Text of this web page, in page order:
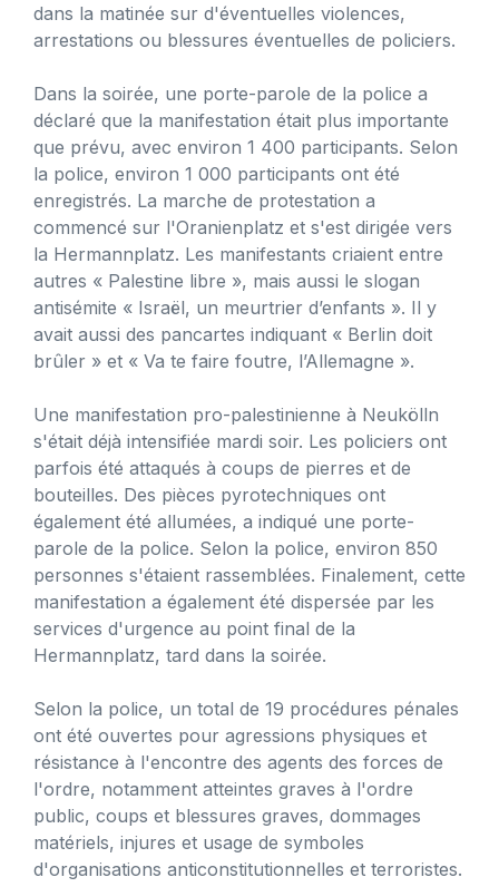
dans la matinée sur d'éventuelles violences,
arrestations ou blessures éventuelles de policiers.
Dans la soirée, une porte-parole de la police a
déclaré que la manifestation était plus importante
que prévu, avec environ 1 400 participants. Selon
la police, environ 1 000 participants ont été
enregistrés. La marche de protestation a
commencé sur l'Oranienplatz et s'est dirigée vers
la Hermannplatz. Les manifestants criaient entre
autres « Palestine libre », mais aussi le slogan
antisémite « Israël, un meurtrier d’enfants ». Il y
avait aussi des pancartes indiquant « Berlin doit
brûler » et « Va te faire foutre, l’Allemagne ».
Une manifestation pro-palestinienne à Neukölln
s'était déjà intensifiée mardi soir. Les policiers ont
parfois été attaqués à coups de pierres et de
bouteilles. Des pièces pyrotechniques ont
également été allumées, a indiqué une porte-
parole de la police. Selon la police, environ 850
personnes s'étaient rassemblées. Finalement, cette
manifestation a également été dispersée par les
services d'urgence au point final de la
Hermannplatz, tard dans la soirée.
Selon la police, un total de 19 procédures pénales
ont été ouvertes pour agressions physiques et
résistance à l'encontre des agents des forces de
l'ordre, notamment atteintes graves à l'ordre
public, coups et blessures graves, dommages
matériels, injures et usage de symboles
d'organisations anticonstitutionnelles et terroristes.